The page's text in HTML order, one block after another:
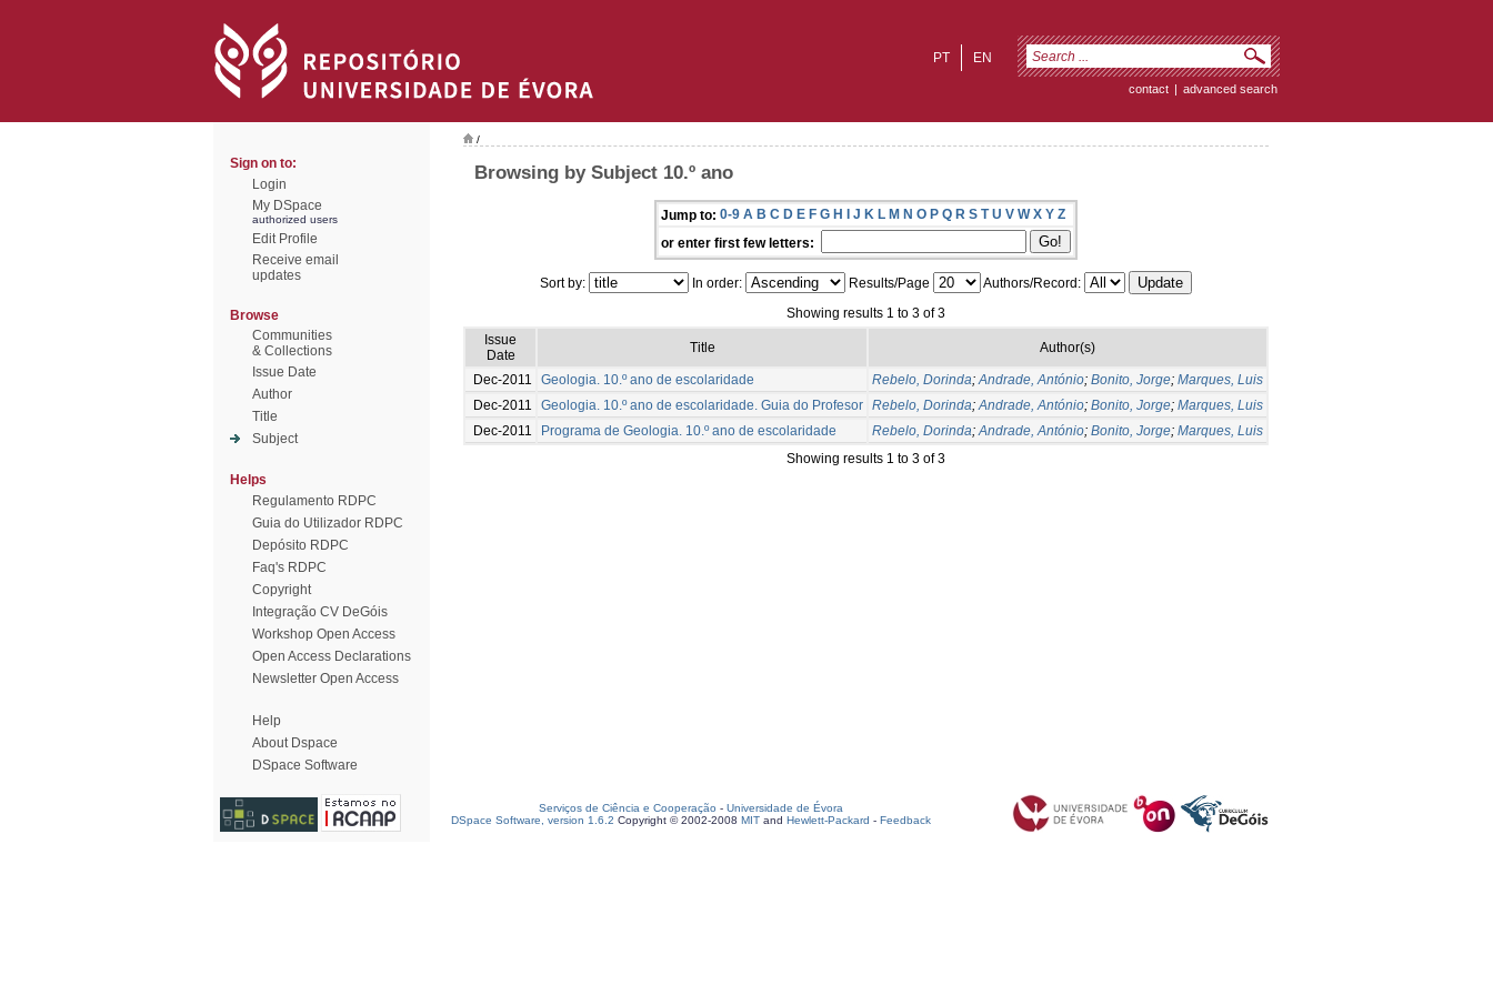
EN
PT
contact | advanced search
Sign on to:
Login
My DSpace
authorized users
Edit Profile
Receive email
updates
Browse
Communities
& Collections
Issue Date
Author
Title
Subject
Helps
Regulamento RDPC
Guia do Utilizador RDPC
Depósito RDPC
Faq's RDPC
Copyright
Integração CV DeGóis
Workshop Open Access
Open Access Declarations
Newsletter Open Access
Help
About Dspace
DSpace Software
/
Browsing by Subject 10.º ano
Jump to: 0-9 A B C D E F G H I J K L M N O P Q R S T U V W X Y Z
or enter first few letters:
Sort by: In order: Results/Page
Authors/Record:
Showing results 1 to 3 of 3
Issue
Date
Title Author(s)
Dec-2011 Geologia. 10.º ano de escolaridade Rebelo, Dorinda;Andrade, António; Bonito, Jorge; Marques, Luis
Dec-2011
Geologia. 10.º ano de escolaridade. Guia do Profesor Rebelo, Dorinda;Andrade, António; Bonito, Jorge; Marques, Luis
Dec-2011
Programa de Geologia. 10.º ano de escolaridade Rebelo, Dorinda;Andrade, António; Bonito, Jorge; Marques, Luis
Showing results 1 to 3 of 3
Serviços de Ciência e Cooperação - Universidade de Évora
DSpace Software, version 1.6.2 Copyright © 2002-2008 MIT and Hewlett-Packard - Feedback